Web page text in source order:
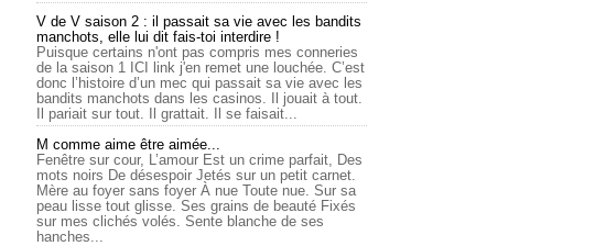
V de V saison 2 : il passait sa vie avec les bandits
manchots, elle lui dit fais-toi interdire !
Puisque certains n'ont pas compris mes conneries
de la saison 1 ICI link j'en remet une louchée. C’est
donc l’histoire d’un mec qui passait sa vie avec les
bandits manchots dans les casinos. Il jouait à tout.
Il pariait sur tout. Il grattait. Il se faisait...
M comme aime être aimée...
Fenêtre sur cour, L’amour Est un crime parfait, Des
mots noirs De désespoir Jetés sur un petit carnet.
Mère au foyer sans foyer À nue Toute nue. Sur sa
peau lisse tout glisse. Ses grains de beauté Fixés
sur mes clichés volés. Sente blanche de ses
hanches...